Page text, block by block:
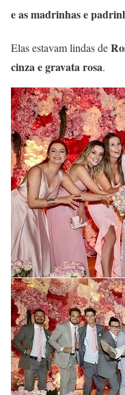
e as madrinhas e
Elas estavam lindas de
cinza e gravata rosa.